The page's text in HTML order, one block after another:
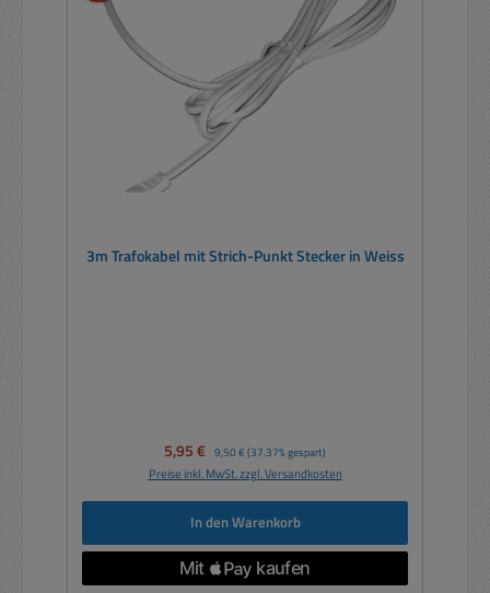
3m Trafokabel mit Strich-Punkt Stecker in Weiss
Verkaufspreis:
5,95 € Regulärer Preis:
9,50 € (37.37% gespart)
Preise inkl. MwSt. zzgl. Versandkosten
In den Warenkorb